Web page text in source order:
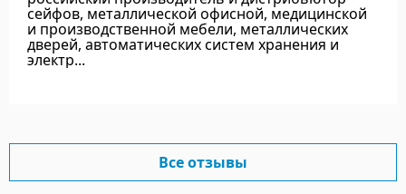
сейфов, металлической офисной, медицинской
и производственной мебели, металлических
дверей, автоматических систем хранения и
электр...
Подробнее
Все отзывы